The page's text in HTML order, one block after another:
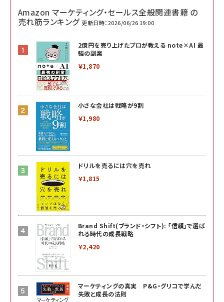
Amazon マーケティング・セールス全般関連書籍 の
売れ筋ランキング 更新日時：2026/06/26 19:00
2億円を売り上げたプロが教える note×AI 最
強の副業
￥1,870
小さな会社は戦略が9割
￥1,980
ドリルを売るには穴を売れ
￥1,815
Brand Shift(ブランド・シフト): 「信頼」で選ば
れる時代の成長戦略
￥2,420
マーケティングの真実 P&G・グリコで学んだ
失敗と成長の法則